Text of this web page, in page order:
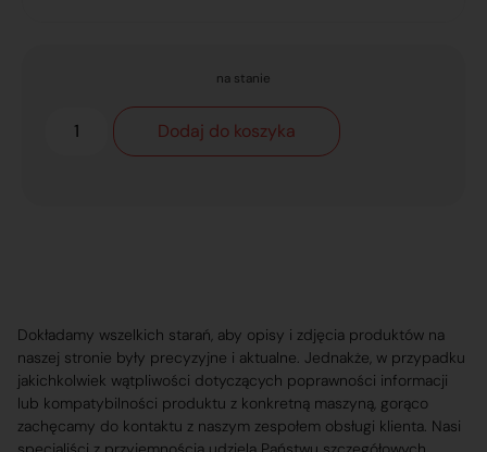
na stanie
Dodaj do koszyka
Dokładamy wszelkich starań, aby opisy i zdjęcia produktów na
naszej stronie były precyzyjne i aktualne. Jednakże, w przypadku
jakichkolwiek wątpliwości dotyczących poprawności informacji
lub kompatybilności produktu z konkretną maszyną, gorąco
zachęcamy do kontaktu z naszym zespołem obsługi klienta. Nasi